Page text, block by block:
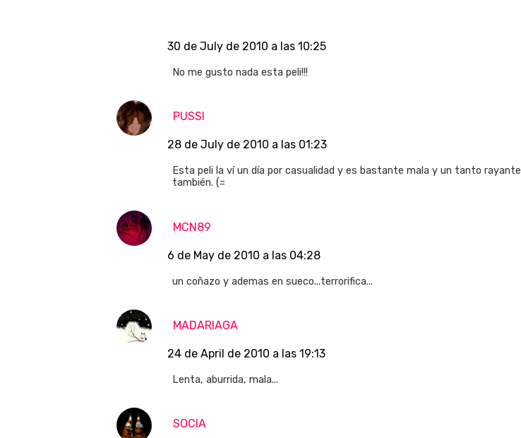
30 de July de 2010 a las 10:25
No me gusto nada esta peli!!!
PUSSI
28 de July de 2010 a las 01:23
Esta peli la ví un día por casualidad y es bastante mala y un tanto rayante
también. (=
MCN89
6 de May de 2010 a las 04:28
un coñazo y ademas en sueco...terrorifica...
MADARIAGA
24 de April de 2010 a las 19:13
Lenta, aburrida, mala...
SOCIA